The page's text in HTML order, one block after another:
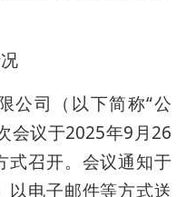
公司（以下简称“公
会议于2025年9月26
式召开。会议通知于
以电子邮件等方式送